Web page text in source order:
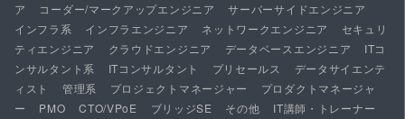
ア
コーダー/マークアップエンジニア
サーバーサイドエンジニア
インフラ系
インフラエンジニア ネットワークエンジニア
セキュリ
ティエンジニア
クラウドエンジニア データベースエンジニア
ITコ
ンサルタント系
ITコンサルタント プリセールス
データサイエンテ
ィスト
管理系 プロジェクトマネージャー
プロダクトマネージャ
ー
PMO CTO/VPoE ブリッジSE その他
IT講師・トレーナー